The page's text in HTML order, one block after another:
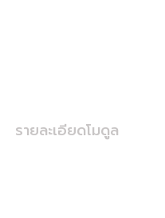
รายละเอียดโมดูล